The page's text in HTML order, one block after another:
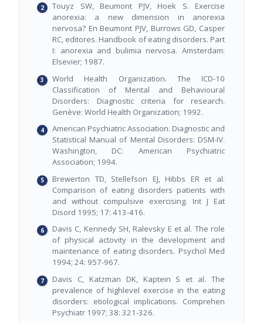
Touyz SW, Beumont PJV, Hoek S. Exercise
anorexia: a new dimension in anorexia
nervosa? En Beumont PJV, Burrows GD, Casper
RC, editores. Handbook of eating disorders. Part
I: anorexia and bulimia nervosa. Amsterdam:
Elsevier; 1987.
World Health Organization. The ICD-10
Classification of Mental and Behavioural
Disorders: Diagnostic criteria for research.
Genève: World Health Organization; 1992.
American Psychiatric Association. Diagnostic and
Statistical Manual of Mental Disorders: DSM-IV.
Washington, DC: American Psychiatric
Association; 1994.
Brewerton TD, Stellefson EJ, Hibbs ER et al.
Comparison of eating disorders patients with
and without compulsive exercising. Int J Eat
Disord 1995; 17: 413-416.
Davis C, Kennedy SH, Ralevsky E et al. The role
of physical actovity in the development and
maintenance of eating disorders. Psychol Med
1994; 24: 957-967.
Davis C, Katzman DK, Kaptein S et al. The
prevalence of highlevel exercise in the eating
disorders: etiological implications. Comprehen
Psychiatr 1997; 38: 321-326.